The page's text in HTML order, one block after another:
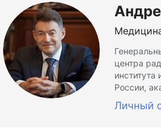
центра
России,
Личный